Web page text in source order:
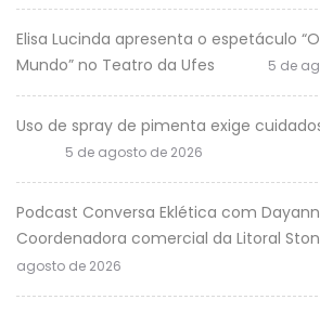
Elisa Lucinda apresenta o espetáculo
Mundo” no Teatro da Ufes
5 de
Uso de spray de pimenta exige
5 de agosto de 2026
Podcast Conversa Eklética com
Coordenadora comercial da Litoral
agosto de 2026